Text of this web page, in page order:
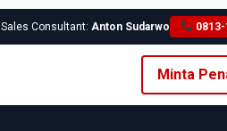
Sales Consultant:Anton Sudarwo
Minta